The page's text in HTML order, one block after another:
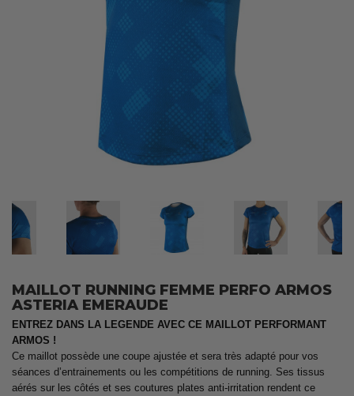
MAILLOT RUNNING FEMME PERFO ARMOS
ASTERIA EMERAUDE
ENTREZ DANS LA LEGENDE AVEC CE MAILLOT PERFORMANT
ARMOS !
Ce maillot possède une coupe ajustée et sera très adapté pour vos
séances d’entrainements ou les compétitions de running. Ses tissus
aérés sur les côtés et ses coutures plates anti-irritation rendent ce